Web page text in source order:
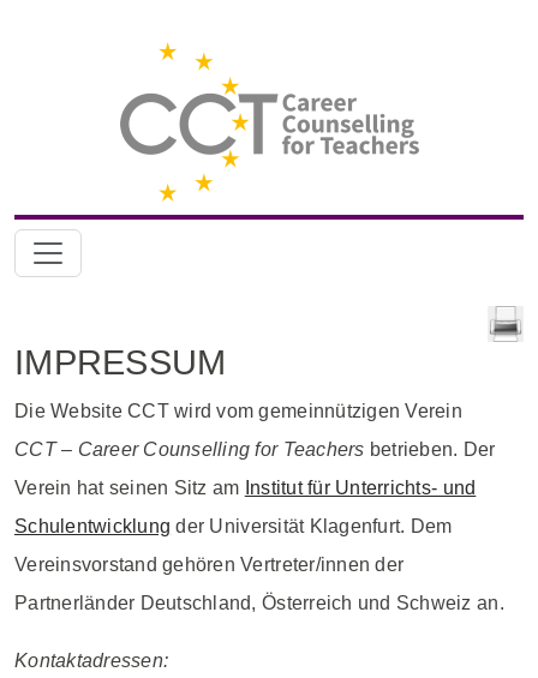
IMPRESSUM
Die Website CCT wird vom gemeinnützigen Verein
CCT – Career Counselling for Teachers betrieben. Der
Verein hat seinen Sitz am Institut für Unterrichts- und
Schulentwicklung der Universität Klagenfurt. Dem
Vereinsvorstand gehören Vertreter/innen der
Partnerländer Deutschland, Österreich und Schweiz an.
Kontaktadressen: